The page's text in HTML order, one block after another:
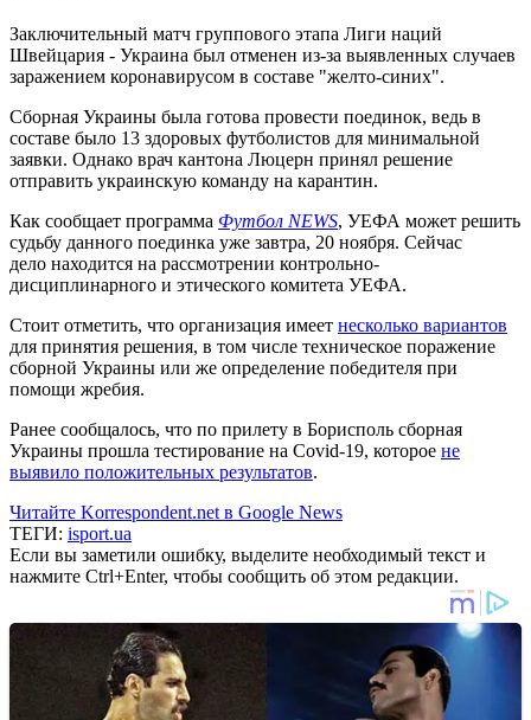
Заключительный матч группового этапа Лиги наций
Швейцария - Украина был отменен из-за выявленных случаев
заражением коронавирусом в составе "желто-синих".
Сборная Украины была готова провести поединок, ведь в
составе было 13 здоровых футболистов для минимальной
заявки. Однако врач кантона Люцерн принял решение
отправить украинскую команду на карантин.
Как сообщает программа Футбол NEWS, УЕФА может решить
судьбу данного поединка уже завтра, 20 ноября. Сейчас
дело находится на рассмотрении контрольно-
дисциплинарного и этического комитета УЕФА.
Стоит отметить, что организация имеет несколько вариантов
для принятия решения, в том числе техническое поражение
сборной Украины или же определение победителя при
помощи жребия.
Ранее сообщалось, что по прилету в Борисполь сборная
Украины прошла тестирование на Covid-19, которое не
выявило положительных результатов.
Читайте Korrespondent.net в Google News
ТЕГИ: isport.ua
Если вы заметили ошибку, выделите необходимый текст и
нажмите Ctrl+Enter, чтобы сообщить об этом редакции.